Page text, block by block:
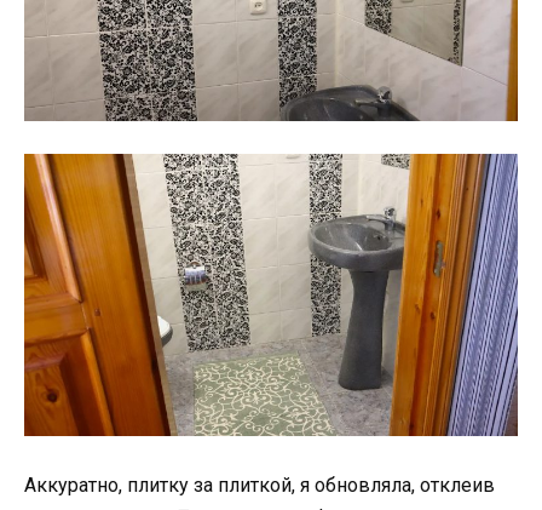
Аккуратно, плитку за плиткой, я обновляла, отклеив